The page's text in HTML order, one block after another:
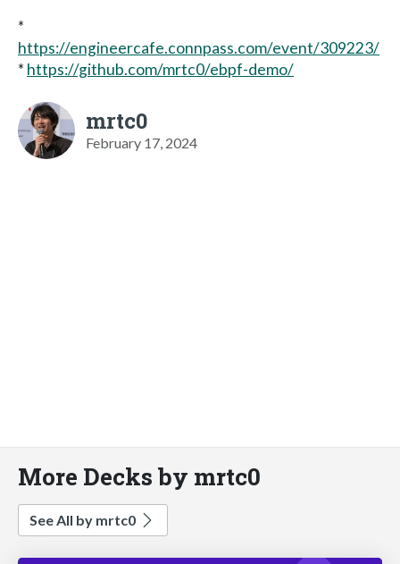
*
https://engineercafe.connpass.com/event/309223/
* https://github.com/mrtc0/ebpf-demo/
mrtc0
February 17, 2024
More Decks by mrtc0
See All by mrtc0